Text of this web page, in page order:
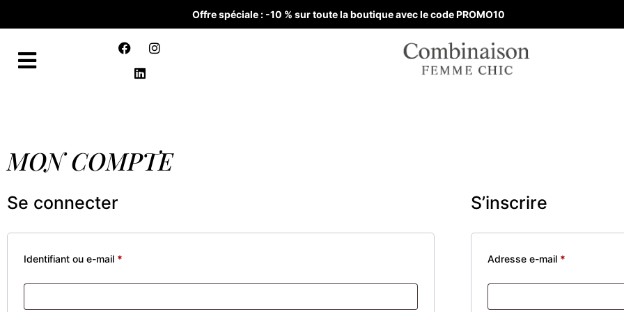
Offre spéciale : -10 % sur toute la boutique avec le code PROMO10
MON COMPTE
Se connecter
Identifiant ou e-mail *
S’inscrire
Adresse e-mail *